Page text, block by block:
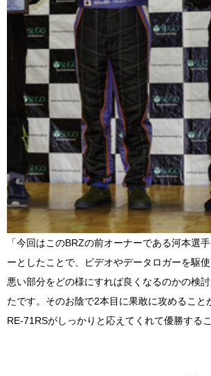
「今回はこのBRZの前オーナーである河本選
ーとしたことで、ビデオやデータロガーを駆
悪い部分をどの様にすれば良くなるのかの検
たです。そのお陰で2本目に果敢に攻めること
RE-71RSがしっかりと応えてくれて優勝する